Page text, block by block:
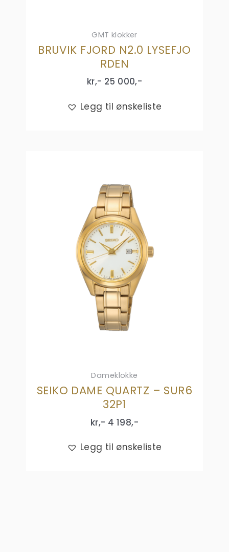
GMT klokker
BRUVIK FJORD N2.0 LYSEFJO
RDEN
kr,- 25 000,-
Legg til ønskeliste
Dameklokke
SEIKO DAME QUARTZ – SUR6
32P1
kr,- 4 198,-
Legg til ønskeliste